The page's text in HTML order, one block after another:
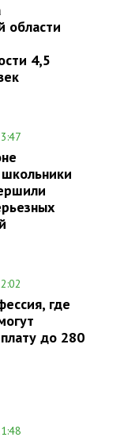
области
4,5
где
до 280